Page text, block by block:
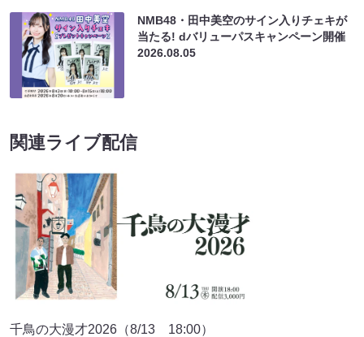
NMB48・田中美空のサイン入りチェキが
当たる! dバリューパスキャンペーン開催
2026.08.05
関連ライブ配信
千鳥の大漫才2026（8/13 18:00）